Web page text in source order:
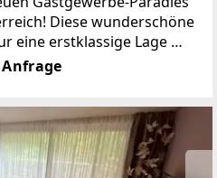
Diese wunderschöne
eine erstklassige Lage mit
sondern auch eine
Gastronomie und